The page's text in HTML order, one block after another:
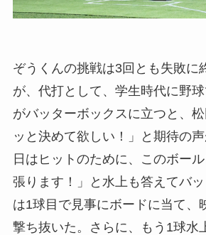
ぞうくんの挑戦は3回とも失敗に
が、代打として、学生時代に野
がバッターボックスに立つと、
ッと決めて欲しい！」と期待の
日はヒットのために、このボー
張ります！」と水上も答えてバ
は1球目で見事にボードに当て、
撃ち抜いた。さらに、もう1球水